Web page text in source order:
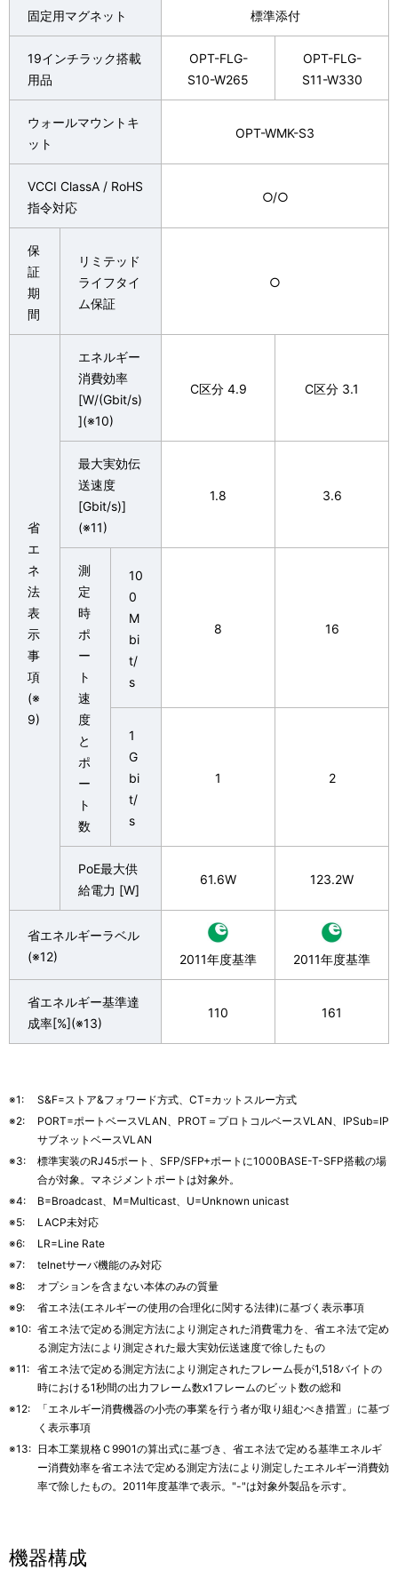
固定用マグネット 標準添付
19インチラック搭載
用品
OPT-FLG-
S10-W265
OPT-FLG-
S11-W330
ウォールマウントキ
ット
OPT-WMK-S3
VCCI ClassA / RoHS
指令対応
○/○
保
証
期
間
リミテッド
ライフタイ
ム保証
○
省
エ
ネ
法
表
示
事
項
(※
9)
エネルギー
消費効率
[W/(Gbit/s)
](※10)
C区分 4.9 C区分 3.1
最大実効伝
送速度
[Gbit/s)]
(※11)
1.8 3.6
測
定
時
ポ
ー
ト
速
度
と
ポ
ー
ト
数
10
0
M
bi
t/
s
8 16
1
G
bi
t/
s
1 2
PoE最大供
給電力 [W]
61.6W 123.2W
省エネルギーラベル
(※12)
2011年度基準 2011年度基準
省エネルギー基準達
成率[%](※13)
110 161
※1:
S&F=ストア&フォワード方式、CT=カットスルー方式
※2:
PORT=ポートベースVLAN、PROT＝プロトコルベースVLAN、IPSub=IP
サブネットベースVLAN
※3:
標準実装のRJ45ポート、SFP/SFP+ポートに1000BASE-T-SFP搭載の場
合が対象。マネジメントポートは対象外。
※4:
B=Broadcast、M=Multicast、U=Unknown unicast
※5:
LACP未対応
※6:
LR=Line Rate
※7:
telnetサーバ機能のみ対応
※8:
オプションを含まない本体のみの質量
※9:
省エネ法(エネルギーの使用の合理化に関する法律)に基づく表示事項
※10: 省エネ法で定める測定方法により測定された消費電力を、省エネ法で定め
る測定方法により測定された最大実効伝送速度で徐したもの
※11: 省エネ法で定める測定方法により測定されたフレーム長が1,518バイトの
時における1秒間の出力フレーム数x1フレームのビット数の総和
※12:
「エネルギー消費機器の小売の事業を行う者が取り組むべき措置」に基づ
く表示事項
※13: 日本工業規格Ｃ9901の算出式に基づき、省エネ法で定める基準エネルギ
ー消費効率を省エネ法で定める測定方法により測定したエネルギー消費効
率で除したもの。2011年度基準で表示。"-"は対象外製品を示す。
機器構成